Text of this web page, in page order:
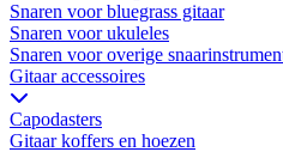
Snaren voor bluegrass gitaar
Snaren voor ukuleles
Snaren voor overige
Gitaar accessoires
Capodasters
Gitaar koffers en hoezen